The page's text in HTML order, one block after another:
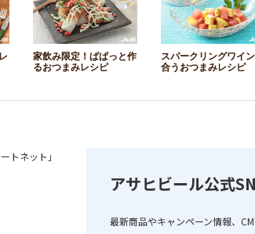
家飲み限定！ぱぱっと作
るおつまみレシピ
スパークリングワイ
合うおつまみレシピ
トネット」
アサヒビール公式
最新商品やキャンペーン情報、